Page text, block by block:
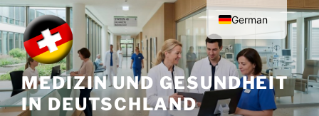
Zum
Inhalt
springen
MEDIZIN UND GESUNDHEIT
IN DEUTSCHLAND
German
English